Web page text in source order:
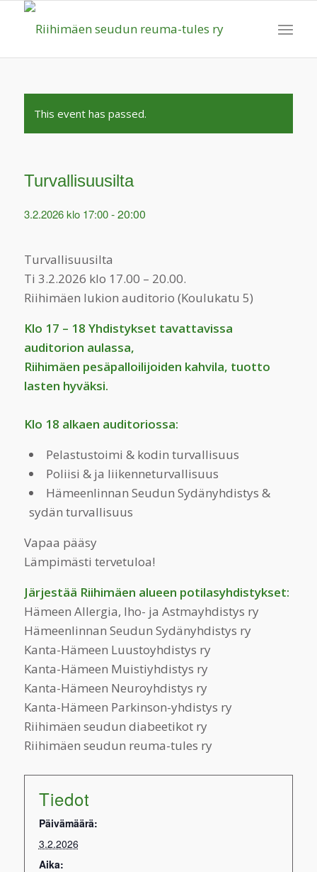
This event has passed.
Turvallisuusilta
3.2.2026 klo 17:00-20:00
Turvallisuusilta
Ti 3.2.2026 klo 17.00 – 20.00.
Riihimäen lukion auditorio (Koulukatu 5)
Klo 17 – 18 Yhdistykset tavattavissa
auditorion aulassa,
Riihimäen pesäpalloilijoiden kahvila, tuotto
lasten hyväksi.
Klo 18 alkaen auditoriossa:
Pelastustoimi & kodin turvallisuus
Poliisi & ja liikenneturvallisuus
Hämeenlinnan Seudun Sydänyhdistys &
sydän turvallisuus
Vapaa pääsy
Lämpimästi tervetuloa!
Järjestää Riihimäen alueen potilasyhdistykset:
Hämeen Allergia, Iho- ja Astmayhdistys ry
Hämeenlinnan Seudun Sydänyhdistys ry
Kanta-Hämeen Luustoyhdistys ry
Kanta-Hämeen Muistiyhdistys ry
Kanta-Hämeen Neuroyhdistys ry
Kanta-Hämeen Parkinson-yhdistys ry
Riihimäen seudun diabeetikot ry
Riihimäen seudun reuma-tules ry
Tiedot
Päivämäärä:
3.2.2026
Aika: